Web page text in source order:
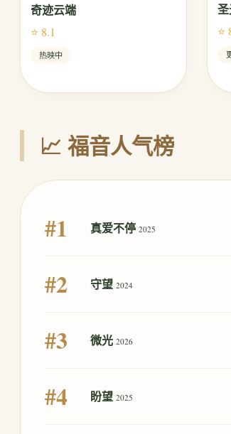
奇迹云端
⭐ 8.1
热映中
⭐
📈 福音人气榜
#1 真爱不停 2025
#2 守望 2024
#3 微光 2026
#4 盼望 2025